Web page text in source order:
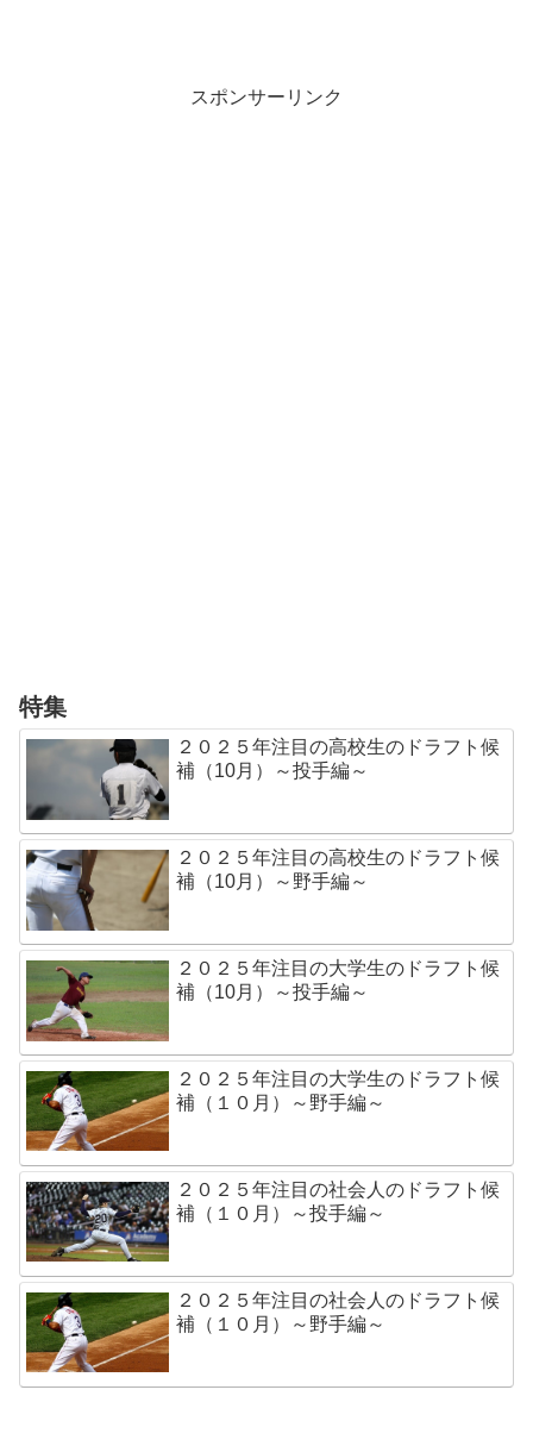
スポンサーリンク
特集
２０２５年注目の高校生のドラフト候
補（10月）～投手編～
２０２５年注目の高校生のドラフト候
補（10月）～野手編～
２０２５年注目の大学生のドラフト候
補（10月）～投手編～
２０２５年注目の大学生のドラフト候
補（１０月）～野手編～
２０２５年注目の社会人のドラフト候
補（１０月）～投手編～
２０２５年注目の社会人のドラフト候
補（１０月）～野手編～